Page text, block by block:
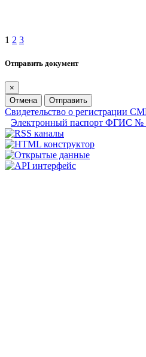
1 2 3
Отправить документ
×
Отмена
Отправить
Свидетельство о регистрации
Электронный паспорт ФГИС №